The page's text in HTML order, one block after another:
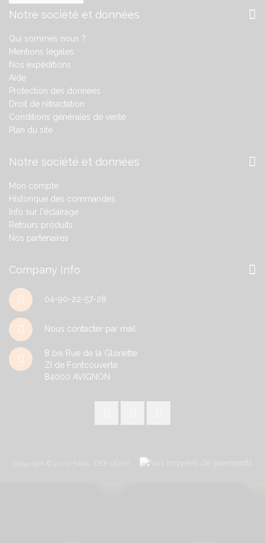
Notre société et données
Qui sommes nous ?
Mentions légales
Nos expéditions
Aide
Protection des données
Droit de rétractation
Conditions générales de vente
Plan du site
Notre société et données
Mon compte
Historique des commandes
Info sur l'éclairage
Retours produits
Nos partenaires
Company Info
04-90-22-57-28
Nous contacter par mail
8 bis Rue de la Gloriette
ZI de Fontcouverte
84000 AVIGNON